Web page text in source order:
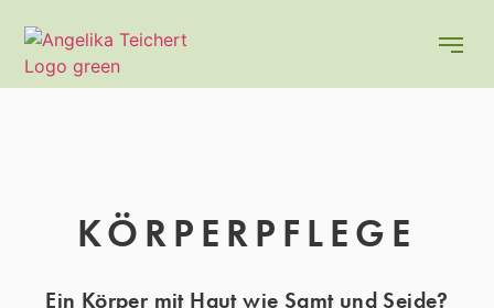
KÖRPERPFLEGE
Ein Körper mit Haut wie Samt und Seide?